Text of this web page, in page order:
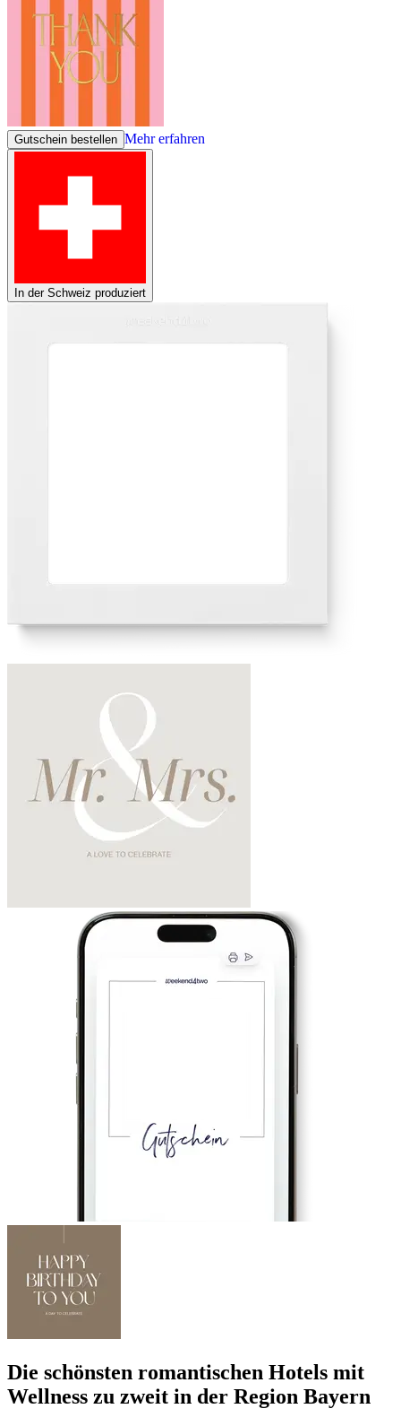
Gutschein bestellen Mehr erfahren
In der Schweiz produziert
Die schönsten romantischen Hotels mit
Wellness zu zweit in der Region Bayern